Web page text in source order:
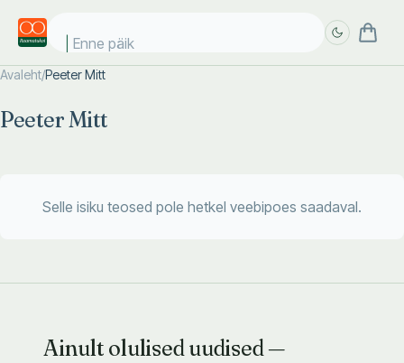
Enne päike
Avaleht/Peeter Mitt
Peeter Mitt
Selle isiku teosed pole hetkel veebipoes saadaval.
Ainult olulised uudised —